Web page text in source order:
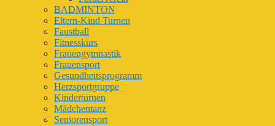
BADMINTON
Eltern-Kind Turnen
Faustball
Fitnesskurs
Frauengymnastik
Frauensport
Gesundheitsprogramm
Herzsportgruppe
Kinderturnen
Mädchentanz
Seniorensport